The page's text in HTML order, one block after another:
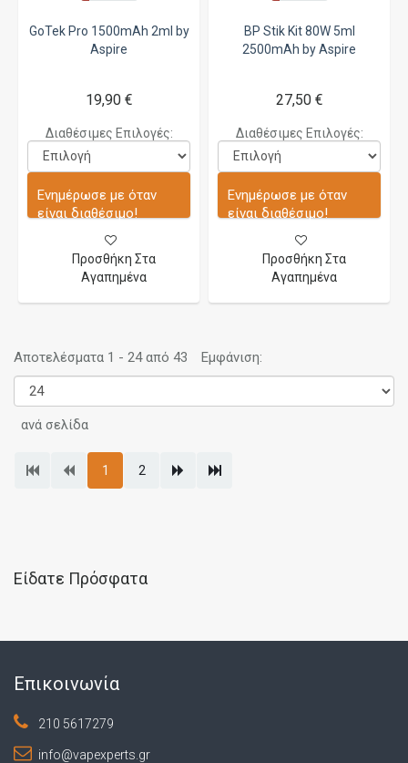
GoTek Pro 1500mAh 2ml by
Aspire
19,90 €
Διαθέσιμες Επιλογές:
Ενημέρωσε με όταν
είναι διαθέσιμο!
Προσθήκη Στα
Αγαπημένα
BP Stik Kit 80W 5ml
2500mAh by Aspire
27,50 €
Διαθέσιμες Επιλογές:
Ενημέρωσε με όταν
είναι διαθέσιμο!
Προσθήκη Στα
Αγαπημένα
Αποτελέσματα 1 - 24 από 43 Εμφάνιση:
ανά σελίδα
1 2
Είδατε Πρόσφατα
Επικοινωνία
210 5617279
info@vapexperts.gr